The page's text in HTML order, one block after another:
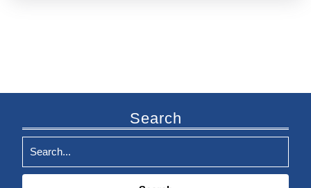
Search
Search